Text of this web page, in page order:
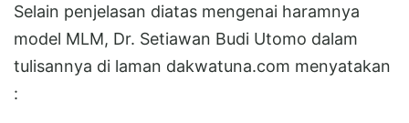
Selain penjelasan diatas mengenai haramnya
model MLM, Dr. Setiawan Budi Utomo dalam
tulisannya di laman dakwatuna.com menyatakan
: